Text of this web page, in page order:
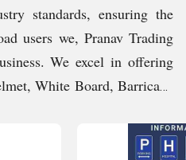
standards, ensuring the
users we, Pranav Trading
We excel in offering
White Board, Barricade
that checked in our
based unit before dispatch.